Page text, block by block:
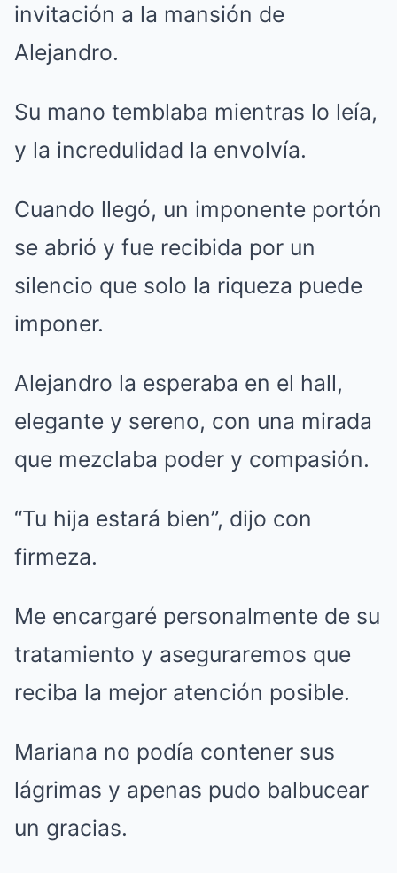
invitación a la mansión de
Alejandro.
Su mano temblaba mientras lo leía,
y la incredulidad la envolvía.
Cuando llegó, un imponente portón
se abrió y fue recibida por un
silencio que solo la riqueza puede
imponer.
Alejandro la esperaba en el hall,
elegante y sereno, con una mirada
que mezclaba poder y compasión.
“Tu hija estará bien”, dijo con
firmeza.
Me encargaré personalmente de su
tratamiento y aseguraremos que
reciba la mejor atención posible.
Mariana no podía contener sus
lágrimas y apenas pudo balbucear
un gracias.